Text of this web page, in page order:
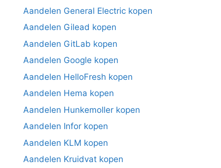
Aandelen General Electric kopen
Aandelen Gilead kopen
Aandelen GitLab kopen
Aandelen Google kopen
Aandelen HelloFresh kopen
Aandelen Hema kopen
Aandelen Hunkemoller kopen
Aandelen Infor kopen
Aandelen KLM kopen
Aandelen Kruidvat kopen